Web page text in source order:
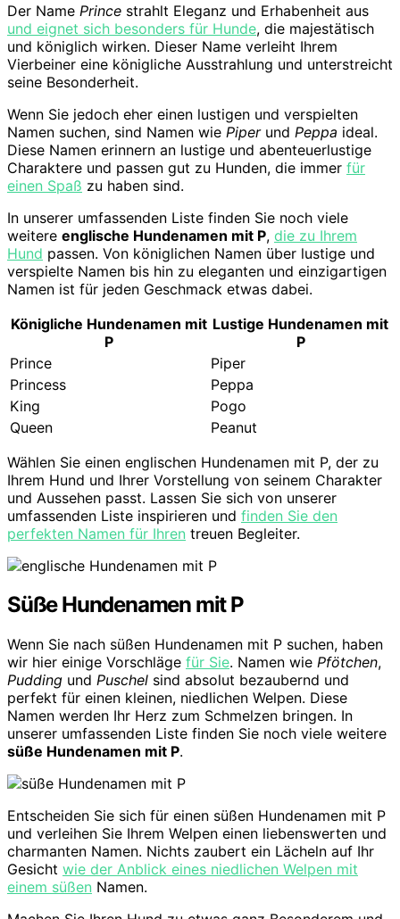
Der Name Prince strahlt Eleganz und Erhabenheit aus
und eignet sich besonders für Hunde, die majestätisch
und königlich wirken. Dieser Name verleiht Ihrem
Vierbeiner eine königliche Ausstrahlung und unterstreicht
seine Besonderheit.
Wenn Sie jedoch eher einen lustigen und verspielten
Namen suchen, sind Namen wie Piperund Peppa ideal.
Diese Namen erinnern an lustige und abenteuerlustige
Charaktere und passen gut zu Hunden, die immer für
einen Spaß zu haben sind.
In unserer umfassenden Liste finden Sie noch viele
weitere englische Hundenamen mit P, die zu Ihrem
Hund passen. Von königlichen Namen über lustige und
verspielte Namen bis hin zu eleganten und einzigartigen
Namen ist für jeden Geschmack etwas dabei.
Königliche Hundenamen mit
P
Lustige Hundenamen mit
P
Prince
Piper
Princess
Peppa
King
Pogo
Queen
Peanut
Wählen Sie einen englischen Hundenamen mit P, der zu
Ihrem Hund und Ihrer Vorstellung von seinem Charakter
und Aussehen passt. Lassen Sie sich von unserer
umfassenden Liste inspirieren und finden Sie den
perfekten Namen für Ihren treuen Begleiter.
Süße Hundenamen mit P
Wenn Sie nach süßen Hundenamen mit P suchen, haben
wir hier einige Vorschläge für Sie. Namen wie Pfötchen,
Pudding und Puschel sind absolut bezaubernd und
perfekt für einen kleinen, niedlichen Welpen. Diese
Namen werden Ihr Herz zum Schmelzen bringen. In
unserer umfassenden Liste finden Sie noch viele weitere
süße Hundenamen mit P.
Entscheiden Sie sich für einen süßen Hundenamen mit P
und verleihen Sie Ihrem Welpen einen liebenswerten und
charmanten Namen. Nichts zaubert ein Lächeln auf Ihr
Gesicht wie der Anblick eines niedlichen Welpen mit
einem süßen Namen.